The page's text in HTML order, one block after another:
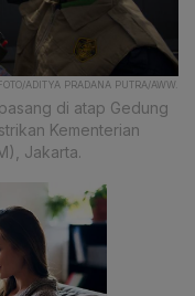
ADITYA PRADANA PUTRA/AWW.
di atap Gedung
Kementerian
Jakarta.